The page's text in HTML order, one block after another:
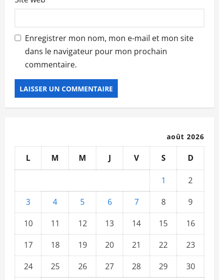
Enregistrer mon nom, mon e-mail et mon site
dans le navigateur pour mon prochain
commentaire.
août 2026
L M M J V S D
1
2
3
4 5 6 7 8
9
10
11 12 13 14 15
16
17
18 19 20 21 22
23
24
25 26 27 28 29
30